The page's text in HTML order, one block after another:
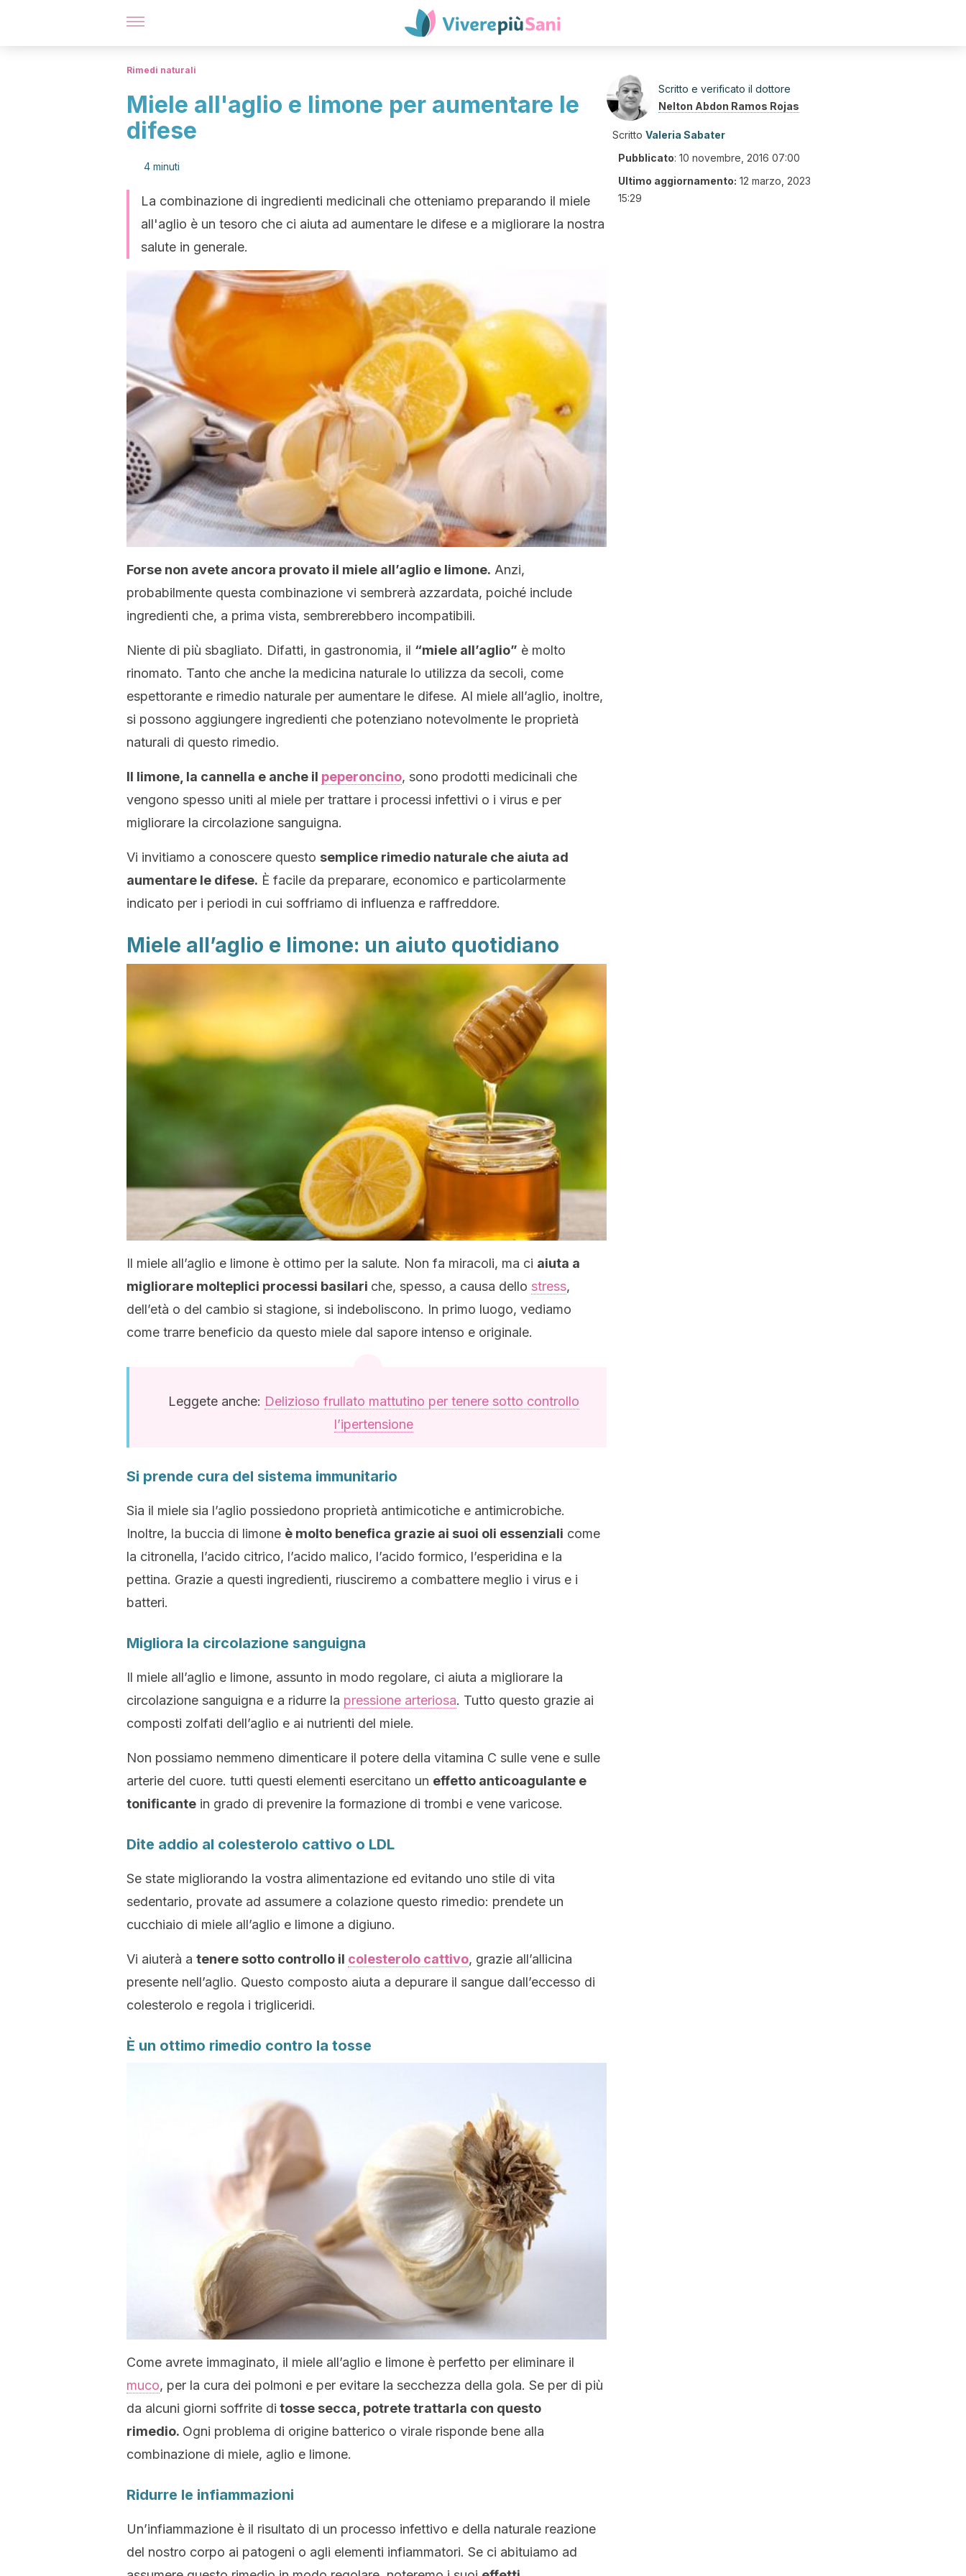
Rimedi naturali
Miele all'aglio e limone per aumentare le
difese
4 minuti
La combinazione di ingredienti medicinali che otteniamo preparando il miele
all'aglio è un tesoro che ci aiuta ad aumentare le difese e a migliorare la nostra
salute in generale.
Forse non avete ancora provato il miele all’aglio e limone. Anzi,
probabilmente questa combinazione vi sembrerà azzardata, poiché include
ingredienti che, a prima vista, sembrerebbero incompatibili.
Niente di più sbagliato. Difatti, in gastronomia, il “miele all’aglio” è molto
rinomato. Tanto che anche la medicina naturale lo utilizza da secoli, come
espettorante e rimedio naturale per aumentare le difese. Al miele all’aglio, inoltre,
si possono aggiungere ingredienti che potenziano notevolmente le proprietà
naturali di questo rimedio.
Il limone, la cannella e anche il peperoncino, sono prodotti medicinali che
vengono spesso uniti al miele per trattare i processi infettivi o i virus e per
migliorare la circolazione sanguigna.
Vi invitiamo a conoscere questo semplice rimedio naturale che aiuta ad
aumentare le difese. È facile da preparare, economico e particolarmente
indicato per i periodi in cui soffriamo di influenza e raffreddore.
Miele all’aglio e limone: un aiuto quotidiano
Il miele all’aglio e limone è ottimo per la salute. Non fa miracoli, ma ci aiuta a
migliorare molteplici processi basilari che, spesso, a causa dello stress,
dell’età o del cambio si stagione, si indeboliscono. In primo luogo, vediamo
come trarre beneficio da questo miele dal sapore intenso e originale.
Leggete anche: Delizioso frullato mattutino per tenere sotto controllo
l’ipertensione
Si prende cura del sistema immunitario
Sia il miele sia l’aglio possiedono proprietà antimicotiche e antimicrobiche.
Inoltre, la buccia di limone è molto benefica grazie ai suoi oli essenziali come
la citronella, l’acido citrico, l’acido malico, l’acido formico, l’esperidina e la
pettina. Grazie a questi ingredienti, riusciremo a combattere meglio i virus e i
batteri.
Migliora la circolazione sanguigna
Il miele all’aglio e limone, assunto in modo regolare, ci aiuta a migliorare la
circolazione sanguigna e a ridurre la pressione arteriosa. Tutto questo grazie ai
composti zolfati dell’aglio e ai nutrienti del miele.
Non possiamo nemmeno dimenticare il potere della vitamina C sulle vene e sulle
arterie del cuore. tutti questi elementi esercitano un effetto anticoagulante e
tonificante in grado di prevenire la formazione di trombi e vene varicose.
Dite addio al colesterolo cattivo o LDL
Se state migliorando la vostra alimentazione ed evitando uno stile di vita
sedentario, provate ad assumere a colazione questo rimedio: prendete un
cucchiaio di miele all’aglio e limone a digiuno.
Vi aiuterà a tenere sotto controllo il colesterolo cattivo, grazie all’allicina
presente nell’aglio. Questo composto aiuta a depurare il sangue dall’eccesso di
colesterolo e regola i trigliceridi.
È un ottimo rimedio contro la tosse
Come avrete immaginato, il miele all’aglio e limone è perfetto per eliminare il
muco, per la cura dei polmoni e per evitare la secchezza della gola. Se per di più
da alcuni giorni soffrite di tosse secca, potrete trattarla con questo
rimedio. Ogni problema di origine batterico o virale risponde bene alla
combinazione di miele, aglio e limone.
Ridurre le infiammazioni
Un’infiammazione è il risultato di un processo infettivo e della naturale reazione
del nostro corpo ai patogeni o agli elementi infiammatori. Se ci abituiamo ad
Scritto e verificato il dottore
Nelton Abdon Ramos Rojas
Scritto Valeria Sabater
Pubblicato: 10 novembre, 2016 07:00
Ultimo aggiornamento: 12 marzo, 2023
15:29